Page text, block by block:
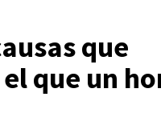
que
que un